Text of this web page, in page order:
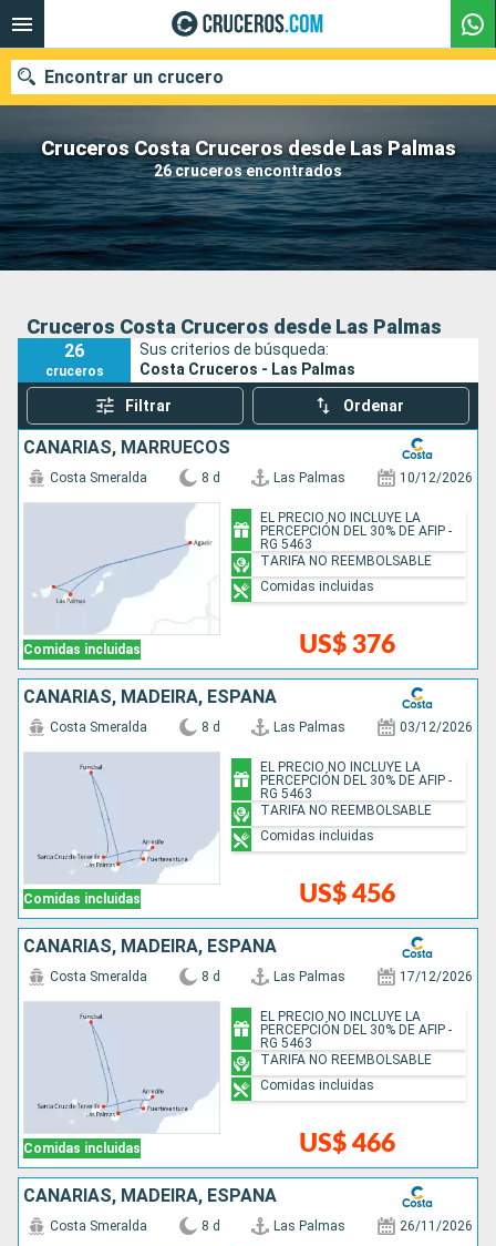
Cruceros Costa Cruceros desde Las Palmas
26 cruceros encontrados
Encontrar un crucero
Nuestros destinos
Fecha de salida
Buscar
Cruceros Costa Cruceros desde Las Palmas
26
cruceros
Sus criterios de búsqueda:
Costa Cruceros - Las Palmas
Filtrar Ordenar
CANARIAS, MARRUECOS
Comidas incluidas
Costa Smeralda 8 d Las Palmas 10/12/2026
US$ 376
EL PRECIO NO INCLUYE LA
PERCEPCIÓN DEL 30% DE AFIP -
RG 5463
TARIFA NO REEMBOLSABLE
Comidas incluidas
CANARIAS, MADEIRA, ESPAÑA
Comidas incluidas
Costa Smeralda 8 d Las Palmas 03/12/2026
US$ 456
EL PRECIO NO INCLUYE LA
PERCEPCIÓN DEL 30% DE AFIP -
RG 5463
TARIFA NO REEMBOLSABLE
Comidas incluidas
CANARIAS, MADEIRA, ESPAÑA
Comidas incluidas
Costa Smeralda 8 d Las Palmas 17/12/2026
US$ 466
EL PRECIO NO INCLUYE LA
PERCEPCIÓN DEL 30% DE AFIP -
RG 5463
TARIFA NO REEMBOLSABLE
Comidas incluidas
CANARIAS, MADEIRA, ESPAÑA
Costa Smeralda 8 d Las Palmas 26/11/2026